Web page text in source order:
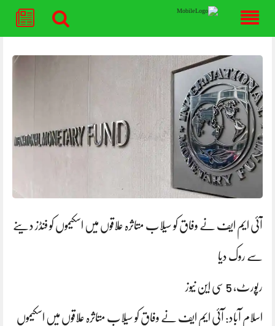
آئی ایم ایف نے وفاق کو سیلاب متاثرہ علاقوں میں اسکیموں کو فنڈز دینے
سے روک دیا
رپورٹ، 5 سی این نیوز
اسلام آباد: آئی ایم ایف نے وفاق کو سیلاب متاثرہ علاقوں میں اسکیموں